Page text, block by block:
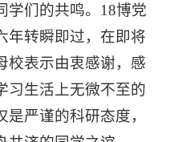
学们的共鸣。18博党
年转瞬即过，在即将
校表示由衷感谢，感
习生活上无微不至的
严谨的科研态度，